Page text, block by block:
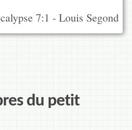
7:1 - Louis Segond
du petit